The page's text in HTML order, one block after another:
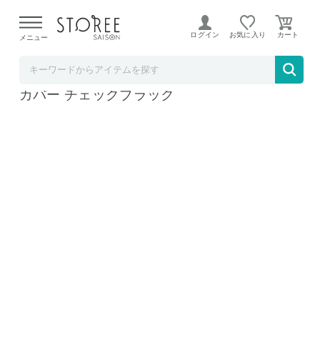
よる配送遅延が発生しております。
メニュー ログイン お気に入り
tone トーン ボトルカバーショルダー ボトル
カバー チェックブラック